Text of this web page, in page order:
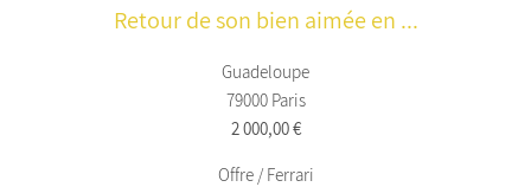
Retour de son bien aimée en ...
Guadeloupe
79000 Paris
2 000,00 €
Offre / Ferrari